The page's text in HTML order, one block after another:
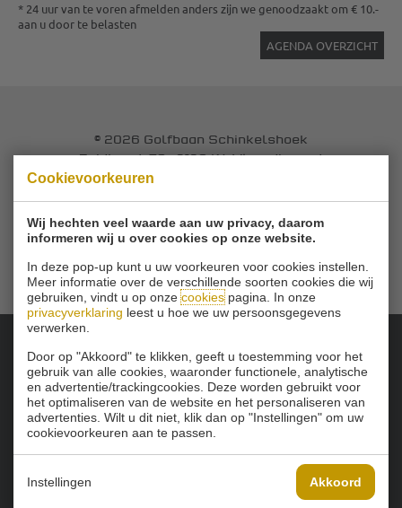
Cookievoorkeuren
Wij hechten veel waarde aan uw privacy, daarom
informeren wij u over cookies op onze website.
In deze pop-up kunt u uw voorkeuren voor cookies instellen.
Meer informatie over de verschillende soorten cookies die wij
gebruiken, vindt u op onzecookiespagina. In onze
privacyverklaring leest u hoe we uw persoonsgegevens
verwerken.
Door op "Akkoord" te klikken, geeft u toestemming voor het
gebruik van alle cookies, waaronder functionele, analytische
en advertentie/trackingcookies. Deze worden gebruikt voor
het optimaliseren van de website en het personaliseren van
advertenties. Wilt u dit niet, klik dan op "Instellingen" om uw
cookievoorkeuren aan te passen.
Instellingen Akkoord
* 24 uur van te voren afmelden anders zijn we genoodzaakt om € 10.-
aan u door te belasten
AGENDA OVERZICHT
© 2026 Golfbaan Schinkelshoek
Zuidbuurt 79 - 3132 KA Vlaardingen|
Tel
Onze sponsoren: